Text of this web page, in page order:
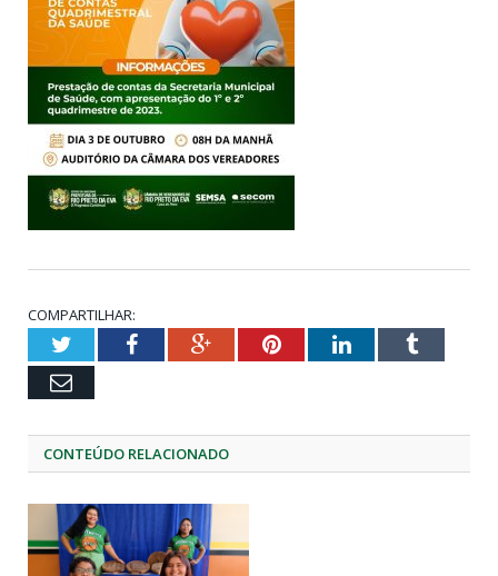
COMPARTILHAR:
TwitterFacebookGoogle+PinterestLinkedInTumblr
Email
CONTEÚDO RELACIONADO